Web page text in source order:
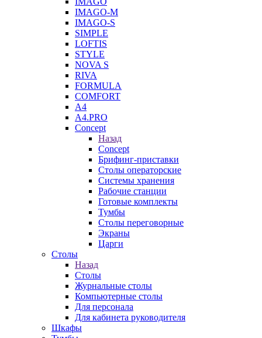
IMAGO-M
IMAGO-S
SIMPLE
LOFTIS
STYLE
NOVA S
RIVA
FORMULA
COMFORT
A4
A4.PRO
Concept
Назад
Concept
Брифинг-приставки
Столы операторские
Системы хранения
Рабочие станции
Готовые комплекты
Тумбы
Столы переговорные
Экраны
Царги
Столы
Назад
Столы
Журнальные столы
Компьютерные столы
Для персонала
Для кабинета руководителя
Шкафы